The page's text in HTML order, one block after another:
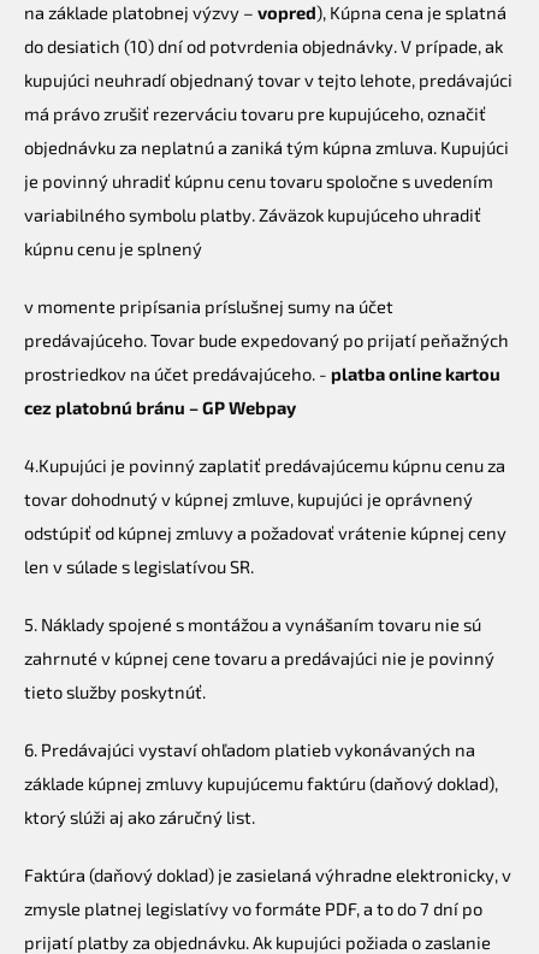
na základe platobnej výzvy – vopred), Kúpna cena je splatná
do desiatich (10) dní od potvrdenia objednávky. V prípade, ak
kupujúci neuhradí objednaný tovar v tejto lehote, predávajúci
má právo zrušiť rezerváciu tovaru pre kupujúceho, označiť
objednávku za neplatnú a zaniká tým kúpna zmluva. Kupujúci
je povinný uhradiť kúpnu cenu tovaru spoločne s uvedením
variabilného symbolu platby. Záväzok kupujúceho uhradiť
kúpnu cenu je splnený
v momente pripísania príslušnej sumy na účet
predávajúceho. Tovar bude expedovaný po prijatí peňažných
prostriedkov na účet predávajúceho. - platba online kartou
cez platobnú bránu – GP Webpay
4.Kupujúci je povinný zaplatiť predávajúcemu kúpnu cenu za
tovar dohodnutý v kúpnej zmluve, kupujúci je oprávnený
odstúpiť od kúpnej zmluvy a požadovať vrátenie kúpnej ceny
len v súlade s legislatívou SR.
5. Náklady spojené s montážou a vynášaním tovaru nie sú
zahrnuté v kúpnej cene tovaru a predávajúci nie je povinný
tieto služby poskytnúť.
6. Predávajúci vystaví ohľadom platieb vykonávaných na
základe kúpnej zmluvy kupujúcemu faktúru (daňový doklad),
ktorý slúži aj ako záručný list.
Faktúra (daňový doklad) je zasielaná výhradne elektronicky, v
zmysle platnej legislatívy vo formáte PDF, a to do 7 dní po
prijatí platby za objednávku. Ak kupujúci požiada o zaslanie